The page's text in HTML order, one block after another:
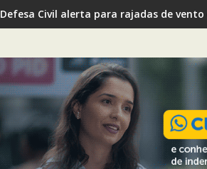
Defesa Civil alerta para rajadas de